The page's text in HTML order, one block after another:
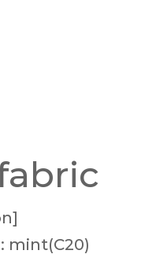
mint(C20)